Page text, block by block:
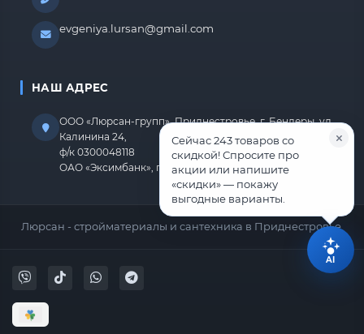
evgeniya.lursan@gmail.com
НАШ АДРЕС
ООО «Люрсан-групп», Приднестровье, г. Бендеры, ул.
Калинина 24,
ф/к 0300048118
ОАО «Эксимбанк», г.Бендеры, р/с 2212670000000818
Люрсан - стройматериалы и сантехника в Приднестровье.
Сейчас 243 товаров со
скидкой! Спросите про
акции или напишите
«скидки» — покажу
выгодные варианты.
AI